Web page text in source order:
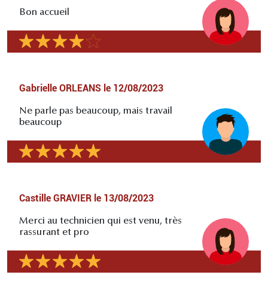
Bon accueil
Gabrielle ORLEANS le 12/08/2023
Ne parle pas beaucoup, mais travail
beaucoup
Castille GRAVIER le 13/08/2023
Merci au technicien qui est venu, très
rassurant et pro